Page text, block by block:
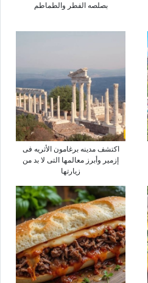
بصلصه الفطر والطماطم
اکتشف مدینه برغامون الأثریه فی
إزمیر وأبرز معالمها التی لا بد من
زیارتها